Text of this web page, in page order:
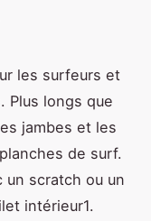
les surfeurs et
Plus longs que
jambes et les
de surf.
un scratch ou un
intérieur1.